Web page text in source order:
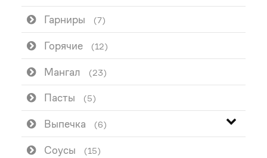
Гарниры (7)
Горячие (12)
Мангал (23)
Пасты (5)
Выпечка (6)
Соусы (15)